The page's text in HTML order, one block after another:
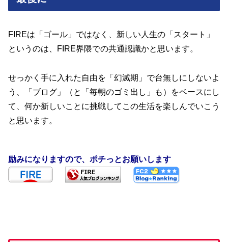
FIREは「ゴール」ではなく、新しい人生の「スタート」
というのは、FIRE界隈での共通認識かと思います。
せっかく手に入れた自由を「幻滅期」で台無しにしないよ
う、「ブログ」（と「毎朝のゴミ出し」も）をベースにし
て、何か新しいことに挑戦してこの生活を楽しんでいこう
と思います。
励みになりますので、ポチっとお願いします